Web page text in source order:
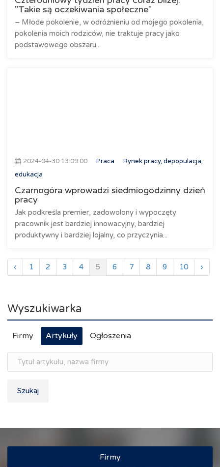
"Takie są oczekiwania społeczne"
– Młode pokolenie, w odróżnieniu od mojego pokolenia,
pokolenia moich rodziców, nie traktuje pracy jako
podstawowego obszaru...
2024-04-30 13:09:00 Praca
Rynek pracy, depopulacja,
edukacja
Czarnogóra wprowadzi siedmiogodzinny dzień
pracy
Jak podkreśla premier, zadowolony i wypoczęty
pracownik jest bardziej innowacyjny, bardziej
produktywny i bardziej lojalny, co przyczynia...
‹ 1 2 3 4 5 6 7 8 9 10 ›
Wyszukiwarka
Firmy Artykuły Ogłoszenia
Szukaj
Firmy